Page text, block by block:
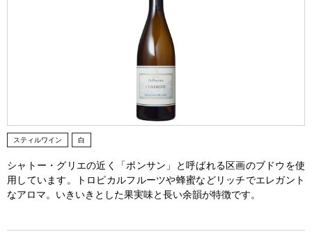
スティルワイン 白
シャトー・グリエの近く「ポンサン」と呼ばれる区画のブドウを使
用しています。トロピカルフルーツや蜂蜜などリッチでエレガント
なアロマ。いきいきとした果実味と長い余韻が特徴です。